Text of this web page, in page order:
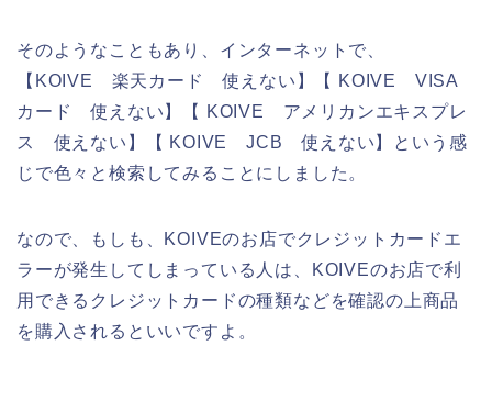
そのようなこともあり、インターネットで、
【KOIVE 楽天カード 使えない】【 KOIVE VISA
カード 使えない】【 KOIVE アメリカンエキスプレ
ス 使えない】【 KOIVE JCB 使えない】という感
じで色々と検索してみることにしました。
なので、もしも、KOIVEのお店でクレジットカードエ
ラーが発生してしまっている人は、KOIVEのお店で利
用できるクレジットカードの種類などを確認の上商品
を購入されるといいですよ。